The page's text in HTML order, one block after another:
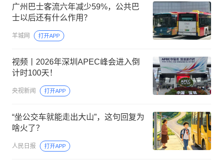
广州巴士客流六年减少59%，公共巴
士以后还有什么作用？
羊城网 打开APP
视频丨2026年深圳APEC峰会进入倒
计时100天！
央视新闻 打开APP
“坐公交车就能走出大山”，这句回复为
啥火了？
人民日报 打开APP